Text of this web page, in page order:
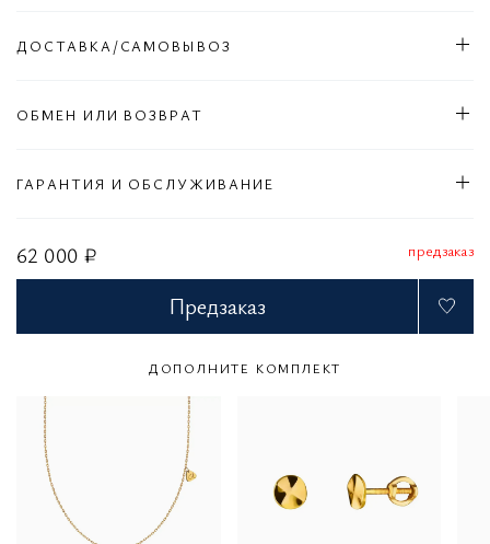
62 000 ₽ предзаказ
Предзаказ
ДОСТАВКА/САМОВЫВОЗ
ОБМЕН ИЛИ ВОЗВРАТ
ГАРАНТИЯ И ОБСЛУЖИВАНИЕ
ДОПОЛНИТЕ КОМПЛЕКТ